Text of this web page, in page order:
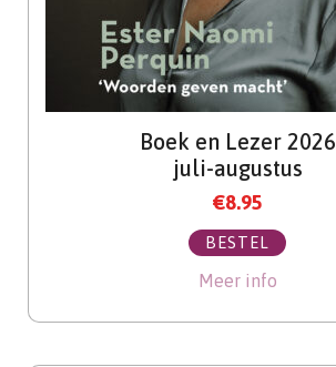
Boek en Lezer 2026
juli-augustus
€8.95
BESTEL
Meer info